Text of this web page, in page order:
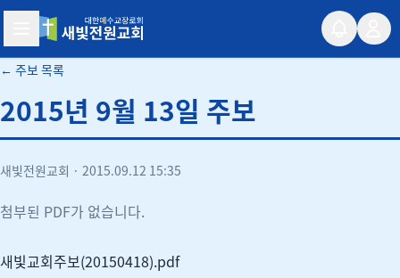
새빛전원교회
← 주보 목록
2015년 9월 13일 주보
새빛전원교회 · 2015.09.12 15:35
첨부된 PDF가 없습니다.
새빛교회주보(20150418).pdf